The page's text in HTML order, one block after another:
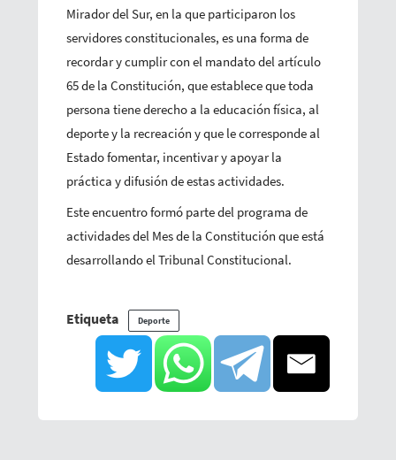
Mirador del Sur, en la que participaron los
servidores constitucionales, es una forma de
recordar y cumplir con el mandato del artículo
65 de la Constitución, que establece que toda
persona tiene derecho a la educación física, al
deporte y la recreación y que le corresponde al
Estado fomentar, incentivar y apoyar la
práctica y difusión de estas actividades.
Este encuentro formó parte del programa de
actividades del Mes de la Constitución que está
desarrollando el Tribunal Constitucional.
Etiqueta Deporte